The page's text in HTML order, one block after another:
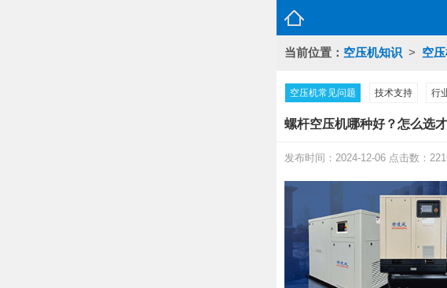
当前位置： 空压机知识 > 空
空压机常见问题 技术支持 行
螺杆空压机哪种好？怎么选
发布时间：2024-12-06 点击数：